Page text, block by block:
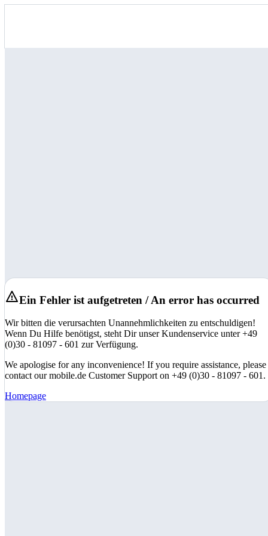
Ein Fehler ist aufgetreten / An error has occurred
Wir bitten die verursachten Unannehmlichkeiten zu entschuldigen!
Wenn Du Hilfe benötigst, steht Dir unser Kundenservice unter +49
(0)30 - 81097 - 601 zur Verfügung.
We apologise for any inconvenience! If you require assistance, please
contact our mobile.de Customer Support on +49 (0)30 - 81097 - 601.
Homepage